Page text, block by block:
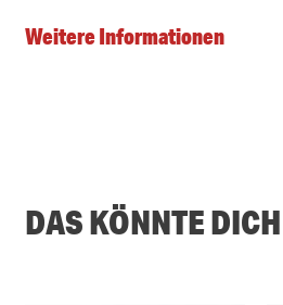
Weitere Informationen
DAS KÖNNTE